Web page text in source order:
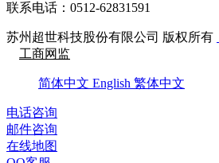
联系电话：0512-62831591
苏州超世科技股份有限公司 版权所有
工商网监
简体中文 English 繁体中文
电话咨询
邮件咨询
在线地图